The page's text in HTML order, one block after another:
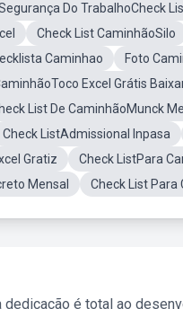
Do TrabalhoCheck
Check List CaminhãoSilo
Caminhao Foto
Excel Grátis
List De CaminhãoMunck
Check ListAdmissional Inpasa
Gratiz
Check ListPara
Mensal
Check List Para
dedicação é total ao